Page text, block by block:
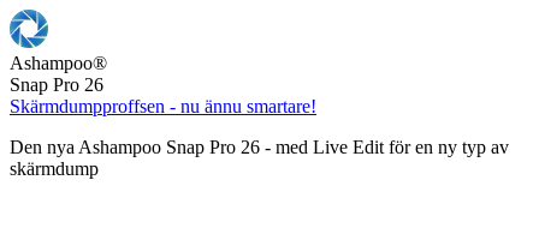
Ashampoo®
Snap Pro 26
Skärmdumpproffsen - nu ännu smartare!
Den nya Ashampoo Snap Pro 26 - med Live Edit för en ny typ av
skärmdump